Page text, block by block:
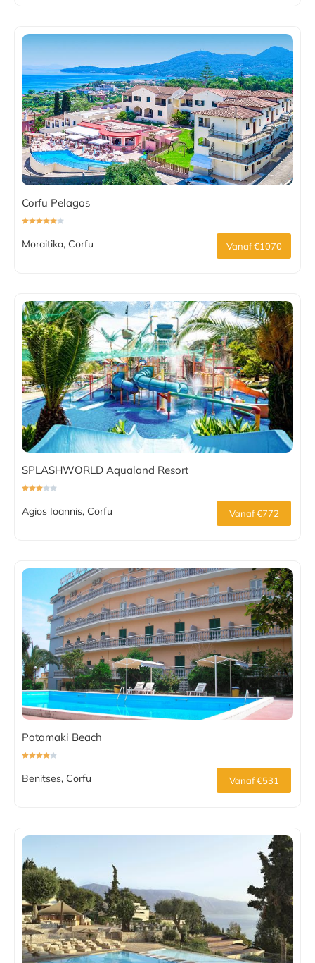
Corfu Pelagos
Moraitika, Corfu Vanaf €1070
SPLASHWORLD Aqualand Resort
Agios Ioannis, Corfu Vanaf €772
Potamaki Beach
Benitses, Corfu Vanaf €531